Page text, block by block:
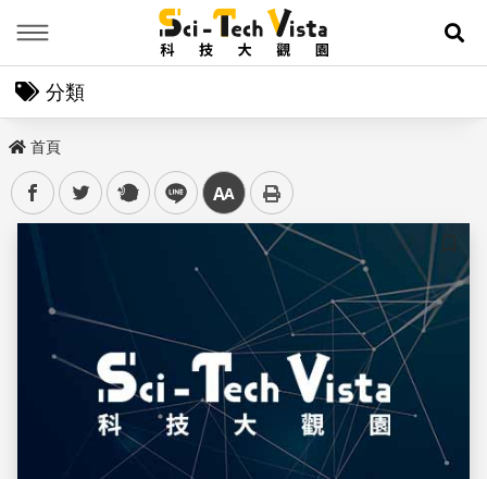
展
分類
首頁
facebooktwitter plurk line 中
儲存